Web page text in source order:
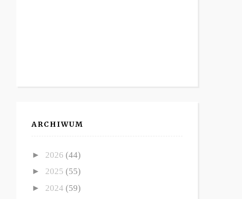
ARCHIWUM
► 2026(44)
► 2025(55)
► 2024(59)